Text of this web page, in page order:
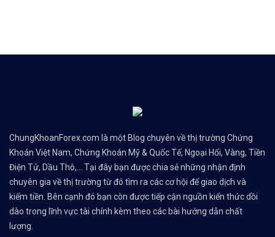
ChungKhoanForex.com là một Blog chuyên về thị trường Chứng
Khoán Việt Nam, Chứng Khoán Mỹ & Quốc Tế, Ngoại Hối, Vàng, Tiền
Điện Tử, Dầu Thô,... Tại đây bạn được chia sẻ những nhận định
chuyên gia về thị trường từ đó tìm ra các cơ hội để giao dịch và
kiếm tiền. Bên cạnh đó bạn còn được tiếp cận nguồn kiến thức dồi
dào trong lĩnh vực tài chính kèm theo các bài hướng dẫn chất
lượng.